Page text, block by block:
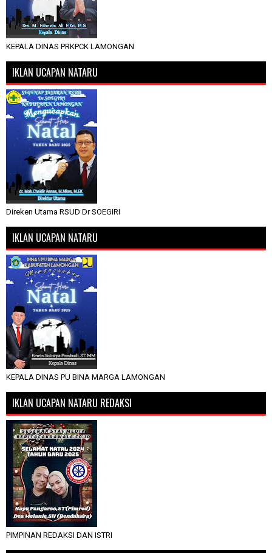
KEPALA DINAS PRKPCK LAMONGAN
IKLAN UCAPAN NATARU
Direken Utama RSUD Dr SOEGIRI
IKLAN UCAPAN NATARU
KEPALA DINAS PU BINA MARGA LAMONGAN
IKLAN UCAPAN NATARU REDAKSI
PIMPINAN REDAKSI DAN ISTRI